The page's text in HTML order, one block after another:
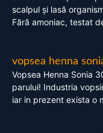
scalpul și lasă
Fără amoniac, testat
vopsea henna
Vopsea Henna Sonia
parului! Industria
iar in prezent exista o